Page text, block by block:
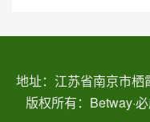
地址：江苏省南京市
版权所有：Betway·